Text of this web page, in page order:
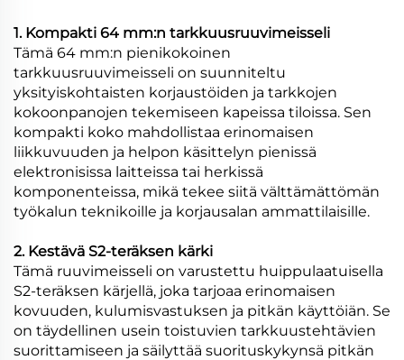
1. Kompakti 64 mm:n tarkkuusruuvimeisseli
Tämä 64 mm:n pienikokoinen
tarkkuusruuvimeisseli on suunniteltu
yksityiskohtaisten korjaustöiden ja tarkkojen
kokoonpanojen tekemiseen kapeissa tiloissa. Sen
kompakti koko mahdollistaa erinomaisen
liikkuvuuden ja helpon käsittelyn pienissä
elektronisissa laitteissa tai herkissä
komponenteissa, mikä tekee siitä välttämättömän
työkalun teknikoille ja korjausalan ammattilaisille.
2. Kestävä S2-teräksen kärki
Tämä ruuvimeisseli on varustettu huippulaatuisella
S2-teräksen kärjellä, joka tarjoaa erinomaisen
kovuuden, kulumisvastuksen ja pitkän käyttöiän. Se
on täydellinen usein toistuvien tarkkuustehtävien
suorittamiseen ja säilyttää suorituskykynsä pitkän